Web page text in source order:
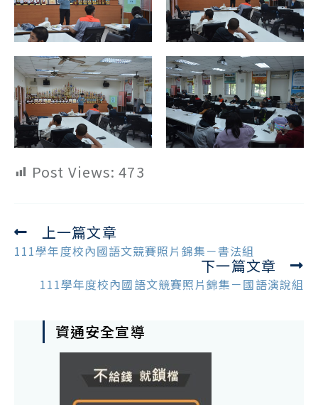
Post Views: 473
Read
more
上一篇文章
111學年度校內國語文競賽照片錦集－書法組
下一篇文章
111學年度校內國語文競賽照片錦集－國語演說組
資通安全宣導